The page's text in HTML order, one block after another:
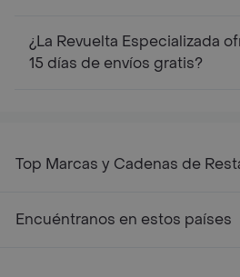
¿La Revuelta Especializada
15 días de envíos gratis?
Top Marcas y Cadenas de
Encuéntranos en estos países